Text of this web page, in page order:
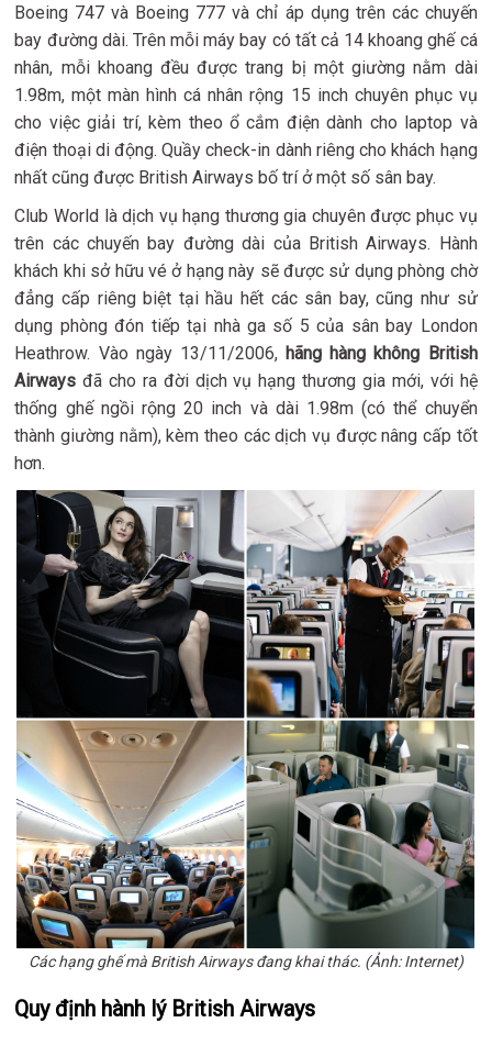
Boeing 747 và Boeing 777 và chỉ áp dụng trên các chuyến
bay đường dài. Trên mỗi máy bay có tất cả 14 khoang ghế cá
nhân, mỗi khoang đều được trang bị một giường nằm dài
1.98m, một màn hình cá nhân rộng 15 inch chuyên phục vụ
cho việc giải trí, kèm theo ổ cắm điện dành cho laptop và
điện thoại di động. Quầy check-in dành riêng cho khách hạng
nhất cũng được British Airways bố trí ở một số sân bay.
Club World là dịch vụ hạng thương gia chuyên được phục vụ
trên các chuyến bay đường dài của British Airways. Hành
khách khi sở hữu vé ở hạng này sẽ được sử dụng phòng chờ
đẳng cấp riêng biệt tại hầu hết các sân bay, cũng như sử
dụng phòng đón tiếp tại nhà ga số 5 của sân bay London
Heathrow. Vào ngày 13/11/2006, hãng hàng không British
Airways đã cho ra đời dịch vụ hạng thương gia mới, với hệ
thống ghế ngồi rộng 20 inch và dài 1.98m (có thể chuyển
thành giường nằm), kèm theo các dịch vụ được nâng cấp tốt
hơn.
Các hạng ghế mà British Airways đang khai thác. (Ảnh: Internet)
Quy định hành lý British Airways